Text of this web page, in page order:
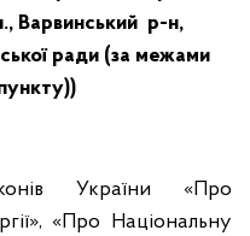
Варвинський р-н,
ради (за межами
України «Про
«Про Національну